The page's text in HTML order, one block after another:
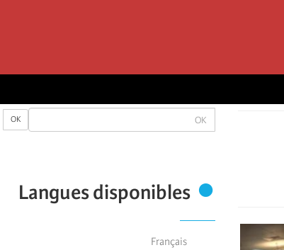
OK
OK
Langues disponibles
Français